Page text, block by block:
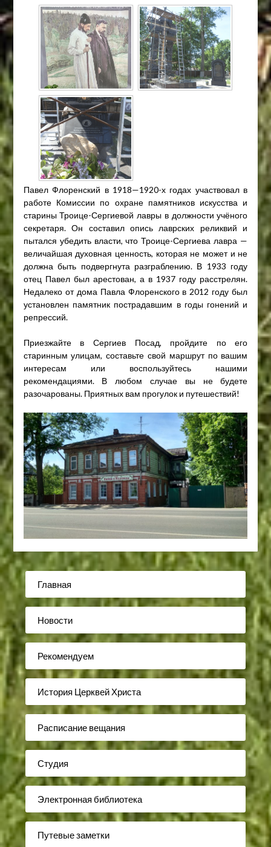
Павел Флоренский в 1918—1920-х годах участвовал в
работе Комиссии по охране памятников искусства и
старины Троице-Сергиевой лавры в должности учёного
секретаря. Он составил опись лаврских реликвий и
пытался убедить власти, что Троице-Сергиева лавра —
величайшая духовная ценность, которая не может и не
должна быть подвергнута разграблению. В 1933 году
отец Павел был арестован, а в 1937 году расстрелян.
Недалеко от дома Павла Флоренского в 2012 году был
установлен памятник пострадавшим в годы гонений и
репрессий.
Приезжайте в Сергиев Посад, пройдите по его
старинным улицам, составьте свой маршрут по вашим
интересам или воспользуйтесь нашими
рекомендациями. В любом случае вы не будете
разочарованы. Приятных вам прогулок и путешествий!
Главная
Новости
Рекомендуем
История Церквей Христа
Расписание вещания
Студия
Электронная библиотека
Путевые заметки